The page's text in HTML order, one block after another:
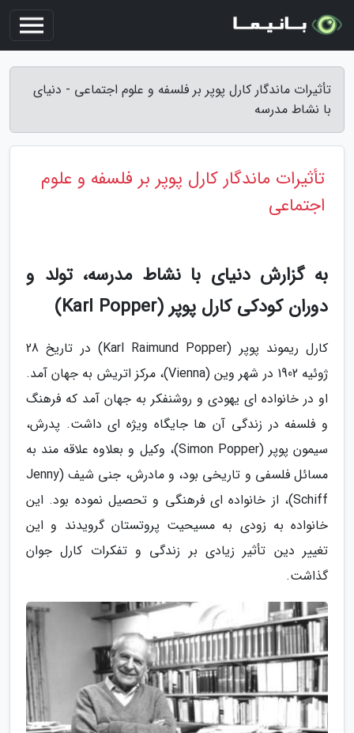
تأثیرات ماندگار کارل پوپر بر فلسفه و علوم اجتماعی - دنیای
با نشاط مدرسه
تأثیرات ماندگار کارل پوپر بر فلسفه و علوم
اجتماعی
به گزارش دنیای با نشاط مدرسه، تولد و
دوران کودکی کارل پوپر (Karl Popper)
کارل ریموند پوپر (Karl Raimund Popper) در تاریخ 28
ژوئیه 1902 در شهر وین (Vienna)، مرکز اتریش به جهان آمد.
او در خانواده ای یهودی و روشنفکر به جهان آمد که فرهنگ
و فلسفه در زندگی آن ها جایگاه ویژه ای داشت. پدرش،
سیمون پوپر (Simon Popper)، وکیل و بعلاوه علاقه مند به
مسائل فلسفی و تاریخی بود، و مادرش، جنی شیف (Jenny
Schiff)، از خانواده ای فرهنگی و تحصیل نموده بود. این
خانواده به زودی به مسیحیت پروتستان گرویدند و این
تغییر دین تأثیر زیادی بر زندگی و تفکرات کارل جوان
گذاشت.